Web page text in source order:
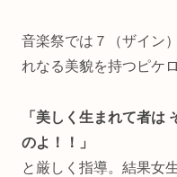
音楽祭では７（ザイン
れなる美貌を持つピケ
「美しく生まれて者は
のよ！！」
と厳しく指導。結果女